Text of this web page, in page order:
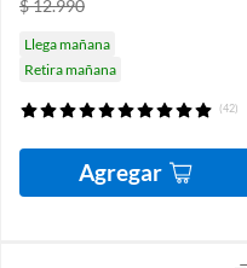
$ 12.990
Llega mañana
Retira mañana
(42)
Agregar